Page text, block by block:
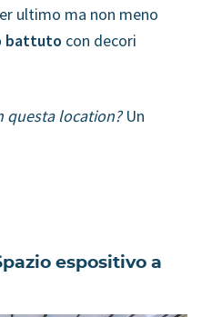
ultimo ma non meno
battuto con decori
questa location?Un
espositivo a